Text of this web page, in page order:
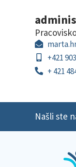
+421
+ 421
Našli ste